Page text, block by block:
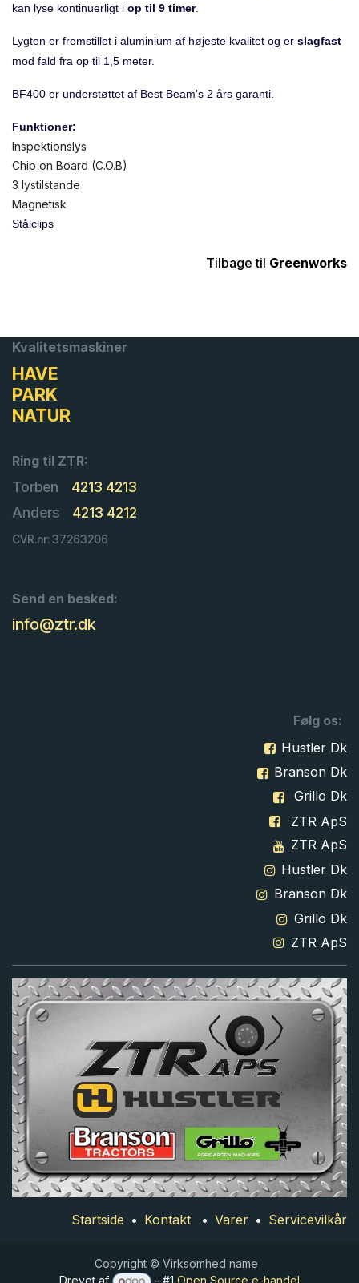
kan lyse kontinuerligt i op til 9 timer.
Lygten er fremstillet i aluminium af højeste kvalitet og er slagfast
mod fald fra op til 1,5 meter.
BF400 er understøttet af Best Beam's 2 års garanti.
Funktioner:
Inspektionslys
Chip on Board (C.O.B)
3 lystilstande
Magnetisk
Stålclips
Tilbage til Greenworks
Kvalitetsmaskiner
HAVE
PARK
NATUR
Ring til ZTR:
Torben
4213 4213
Anders
4213 4212
CVR.nr: 37263206
Send en besked:
info@ztr.dk
Følg os:
Hustler Dk
Branson Dk
Grillo Dk
ZTR ApS
ZTR ApS
Hustler Dk
Branson Dk
Grillo Dk
ZTR ApS
Startside • Kontakt • Varer • Servicevilkår
Copyright © Virksomhed name